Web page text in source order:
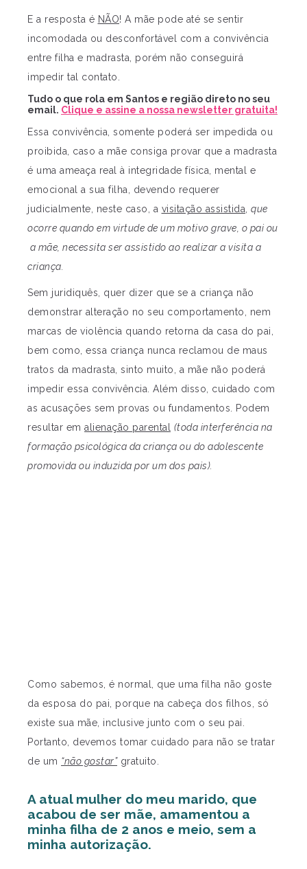
E a resposta é NÃO! A mãe pode até se sentir
incomodada ou desconfortável com a convivência
entre filha e madrasta, porém não conseguirá
impedir tal contato.
Tudo o que rola em Santos e região direto no seu
email. Clique e assine a nossa newsletter gratuita!
Essa convivência, somente poderá ser impedida ou
proibida, caso a mãe consiga provar que a madrasta
é uma ameaça real à integridade física, mental e
emocional a sua filha, devendo requerer
judicialmente, neste caso, a visitação assistida, que
ocorre quando em virtude de um motivo grave, o pai ou
a mãe, necessita ser assistido ao realizar a visita a
criança.
Sem juridiquês, quer dizer que se a criança não
demonstrar alteração no seu comportamento, nem
marcas de violência quando retorna da casa do pai,
bem como, essa criança nunca reclamou de maus
tratos da madrasta, sinto muito, a mãe não poderá
impedir essa convivência. Além disso, cuidado com
as acusações sem provas ou fundamentos. Podem
resultar em alienação parental (toda interferência na
formação psicológica da criança ou do adolescente
promovida ou induzida por um dos pais).
Como sabemos, é normal, que uma filha não goste
da esposa do pai, porque na cabeça dos filhos, só
existe sua mãe, inclusive junto com o seu pai.
Portanto, devemos tomar cuidado para não se tratar
de um “não gostar”gratuito.
A atual mulher do meu marido, que
acabou de ser mãe, amamentou a
minha filha de 2 anos e meio, sem a
minha autorização.